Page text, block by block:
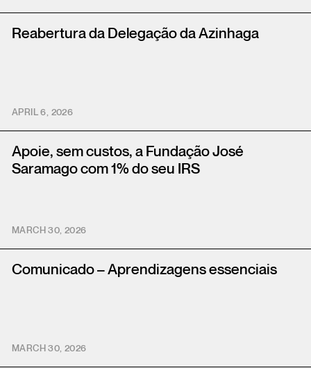
Reabertura da Delegação da Azinhaga
APRIL 6, 2026
Apoie, sem custos, a Fundação José
Saramago com 1% do seu IRS
MARCH 30, 2026
Comunicado – Aprendizagens essenciais
MARCH 30, 2026